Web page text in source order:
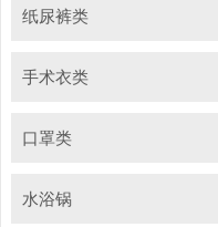
纸尿裤类
手术衣类
口罩类
水浴锅